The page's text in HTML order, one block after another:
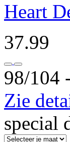
Heart
37.99
98/104
Zie
special